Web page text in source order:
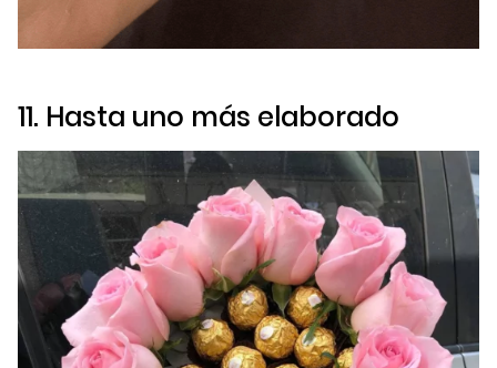
11. Hasta uno más elaborado